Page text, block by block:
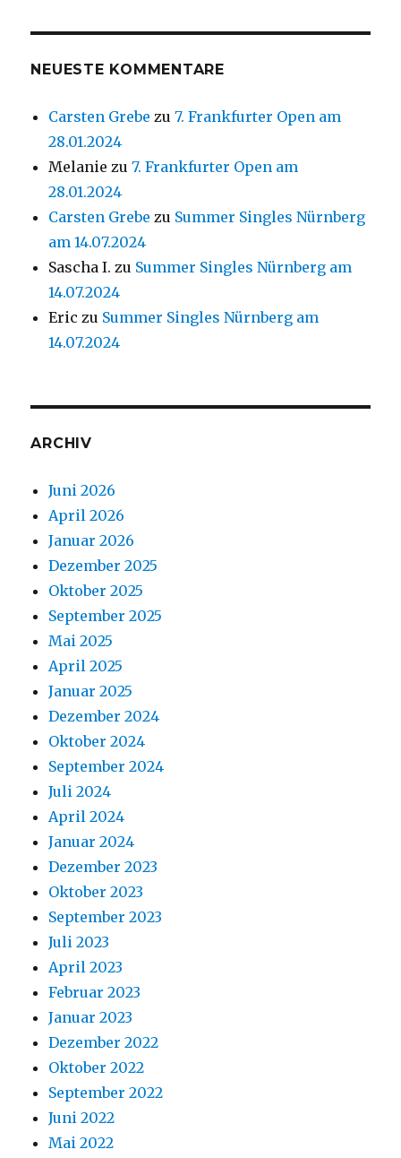
NEUESTE KOMMENTARE
Carsten Grebe zu7. Frankfurter Open am
28.01.2024
Melanie zu7. Frankfurter Open am
28.01.2024
Carsten Grebe zu Summer Singles Nürnberg
am 14.07.2024
Sascha I. zu Summer Singles Nürnberg am
14.07.2024
Eric zu Summer Singles Nürnberg am
14.07.2024
ARCHIV
Juni 2026
April 2026
Januar 2026
Dezember 2025
Oktober 2025
September 2025
Mai 2025
April 2025
Januar 2025
Dezember 2024
Oktober 2024
September 2024
Juli 2024
April 2024
Januar 2024
Dezember 2023
Oktober 2023
September 2023
Juli 2023
April 2023
Februar 2023
Januar 2023
Dezember 2022
Oktober 2022
September 2022
Juni 2022
Mai 2022